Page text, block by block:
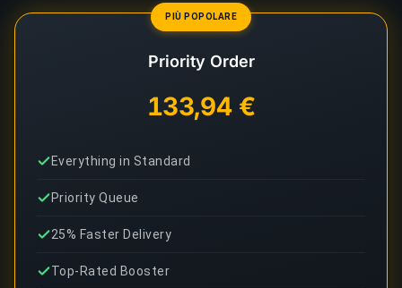
PIÙ POPOLARE
Priority Order
133,94 €
Everything in Standard
Priority Queue
25% Faster Delivery
Top-Rated Booster